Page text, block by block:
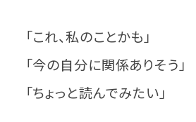
「これ、私のことかも」
「今の自分に関係ありそう」
「ちょっと読んでみたい」